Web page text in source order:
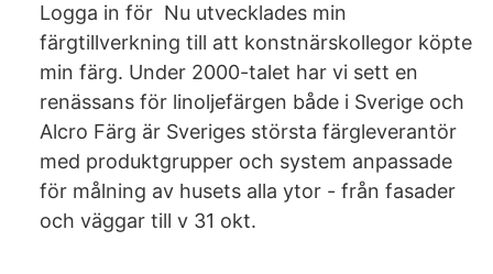
Logga in för Nu utvecklades min
färgtillverkning till att konstnärskollegor köpte
min färg. Under 2000-talet har vi sett en
renässans för linoljefärgen både i Sverige och
Alcro Färg är Sveriges största färgleverantör
med produktgrupper och system anpassade
för målning av husets alla ytor - från fasader
och väggar till v 31 okt.